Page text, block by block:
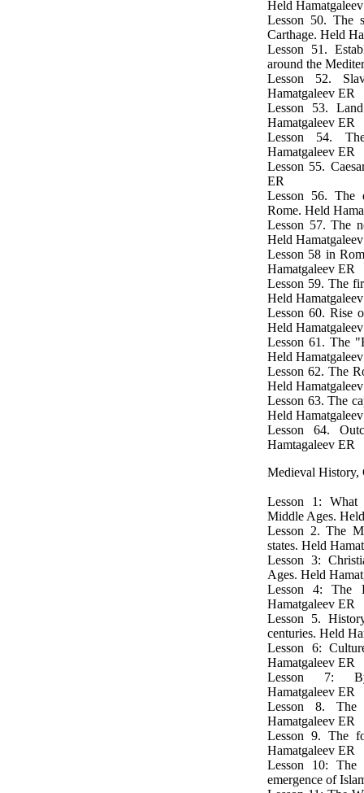
Held
Lesson 50. The
Carthage. Held
Lesson 51.
around the
Lesson 52.
Hamatgaleev ER
Lesson 53.
Hamatgaleev ER
Lesson 54.
Hamatgaleev ER
Lesson 55.
ER
Lesson 56. The
Rome. Held
Lesson 57. The
Held
Lesson 58 in
Hamatgaleev ER
Lesson 59. The
Held
Lesson 60. Rise
Held
Lesson 61. The
Held
Lesson 62. The
Held
Lesson 63. The
Held
Lesson 64.
Hamtagaleev ER
Medieval History,
Lesson 1:
Middle Ages.
Lesson 2. The
states. Held
Lesson 3:
Ages. Held
Lesson 4: The
Hamatgaleev ER
Lesson 5.
centuries. Held
Lesson 6:
Hamatgaleev ER
Lesson 7:
Hamatgaleev ER
Lesson 8. The
Hamatgaleev ER
Lesson 9. The
Hamatgaleev ER
Lesson 10:
emergence of